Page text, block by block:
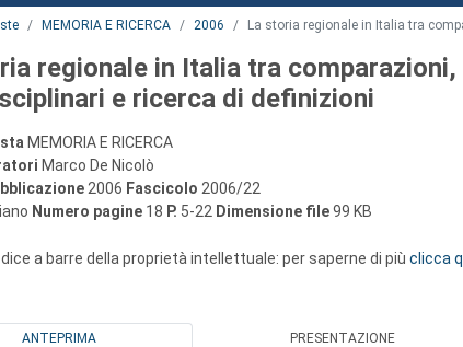
MEMORIA E RICERCA 2006 La storia regionale in Italia tra
regionale in Italia tra
e ricerca di definizioni
MEMORIA E RICERCA
Marco De Nicolò
2006 Fascicolo 2006/22
Numero pagine 18 P. 5-22 Dimensione file99 KB
a barre della proprietà intellettuale: per saperne di più clicca
ANTEPRIMA PRESENTAZIONE